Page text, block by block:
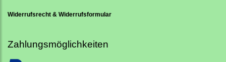
Widerrufsrecht & Widerrufsformular
Zahlungsmöglichkeiten